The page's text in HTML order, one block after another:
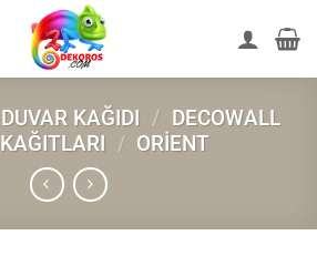
DUVAR KAĞIDI / DECOWALL
/ ORIENT